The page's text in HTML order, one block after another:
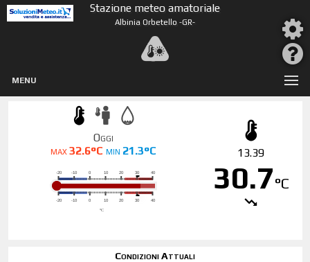
Stazione meteo amatoriale
Albinia Orbetello -GR-
MENU
Oggi
MAX32.6°CMIN 21.3°C 13.39
30.7°C
Condizioni Attuali